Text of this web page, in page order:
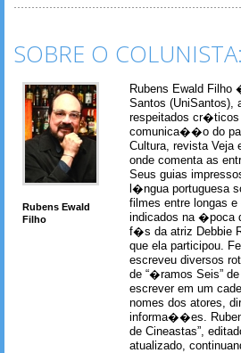
SOBRE O COLUNISTA:
Rubens Ewald
Filho
Rubens Ewald Filho
Santos (UniSantos),
respeitados cr�ticos
comunica��o do
Cultura, revista
onde comenta as
Seus guias
l�ngua portuguesa
filmes entre longas
indicados na �poca
f�s da atriz Debbie
que ela participou.
escreveu diversos
de “�ramos Seis”
escrever em um
nomes dos atores,
informa��es.
de Cineastas”,
atualizado,